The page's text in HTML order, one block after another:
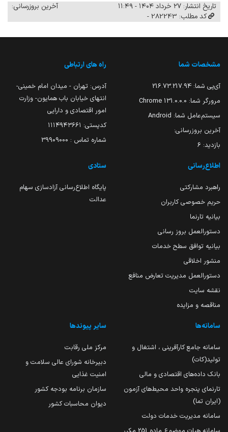
تاریخ انتشار: ۲۷ خرداد ۱۴۰۴ - ۱۱:۴۹
آخرین بروزرسانی:
کد مطلب: 282243 -
مشخصات شما
آی‌پی شما: 216.73.217.94
مرورگر شما: 131.0.0.0 Chrome
سیستم‌عامل شما: Android
آخرین بروزرسانی:
بازدید: 6
راه های ارتباطی
آدرس: تهران - میدان امام خمینی-
انتهای خیابان باب همایون- وزارت
امور اقتصادی و دارایی
کدپستی: ۱۱۱۴۹۴۳۶۶۱
شماره تماس : 39909000
اطلاع‌رسانی
راهبرد مشارکتی
حریم خصوصی کاربران
بیانیه تارنما
دستورالعمل بروز رسانی
بیانیه توافق سطح خدمات
منشور اخلاقی
دستورالعمل مدیریت تعارض منافع
نقشه سایت
مناقصه و مزایده
ستادی
پایگاه اطلاع‌رسانی آزادسازی سهام
عدالت
سامانه‌ها
سامانه جامع کارآفرینی ، اشتغال و
تولید(کات)
بانک داده‌های اقتصادی و مالی
تارنمای پنجره واحد محیط‌های آزمون
(ایران تما)
سامانه مدیریت خدمات دولت
سایر پیوندها
مرکز ملی رقابت
دبیرخانه شورای عالی سلامت و
امنیت غذایی
سازمان برنامه بودجه کشور
دیوان محاسبات کشور